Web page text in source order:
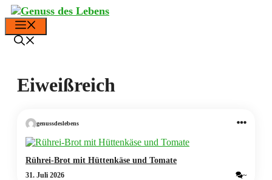
Zum
Inhalt
springen
Eiweißreich
genussdeslebens
Rührei-Brot mit Hüttenkäse und Tomate
31. Juli 2026 ~